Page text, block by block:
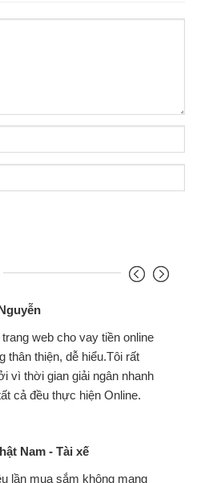
Cảnh
cần tiền gấp nên định cầm cố
wave nhưng thật may đã có
tiền bằng CMND online không
mặt nên rất tiện lợi, sẽ giới
Lực - Tạp hóa
doanh buôn bán nhỏ lẻ